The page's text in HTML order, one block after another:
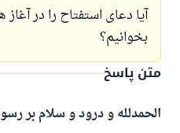
آیا دعای استفتاح را در
بخوانیم؟
متن پاسخ
الحمدلله و درود و سلام بر